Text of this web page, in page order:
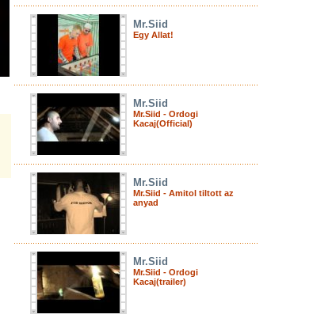
Mr.Siid
Egy Allat!
Mr.Siid
Mr.Siid - Ordogi
Kacaj(Official)
Mr.Siid
Mr.Siid - Amitol tiltott az
anyad
Mr.Siid
Mr.Siid - Ordogi
Kacaj(trailer)